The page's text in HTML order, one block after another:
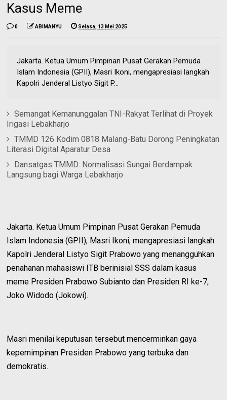
Kasus Meme
0 ABIMANYU Selasa, 13 Mei 2025
Jakarta. Ketua Umum Pimpinan Pusat Gerakan Pemuda
Islam Indonesia (GPII), Masri Ikoni, mengapresiasi langkah
Kapolri Jenderal Listyo Sigit P...
Semangat Kemanunggalan TNI-Rakyat Terlihat di Proyek
Irigasi Lebakharjo
TMMD 126 Kodim 0818 Malang-Batu Dorong Peningkatan
Literasi Digital Aparatur Desa
Dansatgas TMMD: Normalisasi Sungai Berdampak
Langsung bagi Warga Lebakharjo
Jakarta. Ketua Umum Pimpinan Pusat Gerakan Pemuda
Islam Indonesia (GPII), Masri Ikoni, mengapresiasi langkah
Kapolri Jenderal Listyo Sigit Prabowo yang menangguhkan
penahanan mahasiswi ITB berinisial SSS dalam kasus
meme Presiden Prabowo Subianto dan Presiden RI ke-7,
Joko Widodo (Jokowi).
Masri menilai keputusan tersebut mencerminkan gaya
kepemimpinan Presiden Prabowo yang terbuka dan
demokratis.